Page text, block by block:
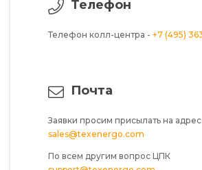
Телефон
Телефон колл-центра - +7 (495)
Почта
Заявки просим присылать на адрес
sales@texenergo.com
По всем другим вопрос ЦПК